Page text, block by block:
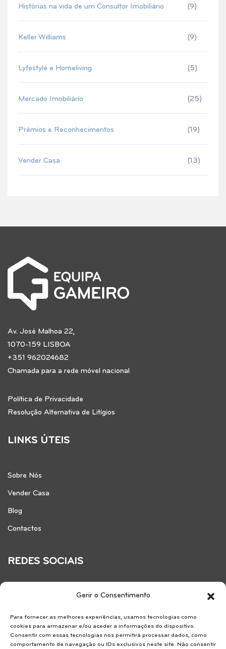
Gerir o Consentimento
Para fornecer as melhores experiências, usamos tecnologias como
cookies para armazenar e/ou aceder a informações do dispositivo.
Consentir com essas tecnologias nos permitirá processar dados, como
comportamento de navegação ou IDs exclusivos neste site. Não consentir
Histórias na vida de um Consultor Imobiliário (9)
Keller Williams (9)
Lyfestyle e Homeliving (5)
Mercado Imobiliário (25)
Prémios e Reconhecimentos (19)
Vender Casa (13)
Av. José Malhoa 22,
1070-159 LISBOA
+351 962024682
Chamada para a rede móvel nacional
Política de Privacidade
Resolução Alternativa de Litígios
LINKS ÚTEIS
Sobre Nós
Vender Casa
Blog
Contactos
REDES SOCIAIS